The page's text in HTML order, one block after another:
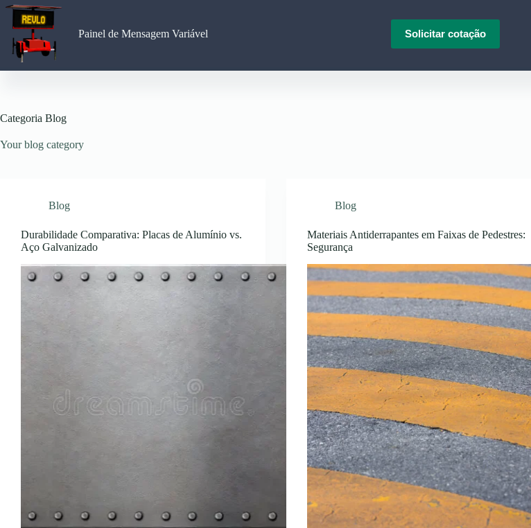
Pular
conteúdo
Painel de Mensagem Variável Solicitar cotação
Categoria Blog
Your blog category
Blog
Durabilidade Comparativa: Placas de Alumínio vs.
Aço Galvanizado
Blog
Materiais Antiderrapantes em Faixas de Pedestres:
Segurança